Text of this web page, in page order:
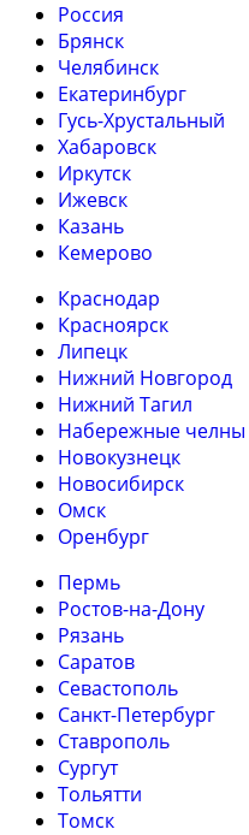
Россия
Брянск
Челябинск
Екатеринбург
Гусь-Хрустальный
Хабаровск
Иркутск
Ижевск
Казань
Кемерово
Краснодар
Красноярск
Липецк
Нижний Новгород
Нижний Тагил
Набережные челны
Новокузнецк
Новосибирск
Омск
Оренбург
Пермь
Ростов-на-Дону
Рязань
Саратов
Севастополь
Санкт-Петербург
Ставрополь
Сургут
Тольятти
Томск